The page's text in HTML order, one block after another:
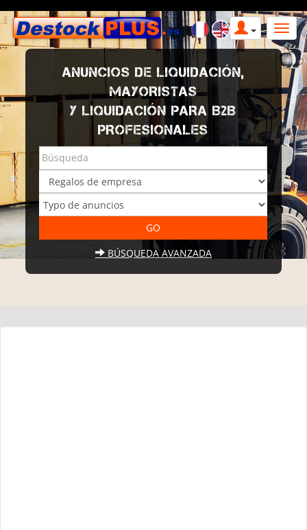
ANUNCIOS DE LIQUIDACIÓN,
MAYORISTAS
Y LIQUIDACIÓN PARA B2B
PROFESIONALES
BÚSQUEDA AVANZADA